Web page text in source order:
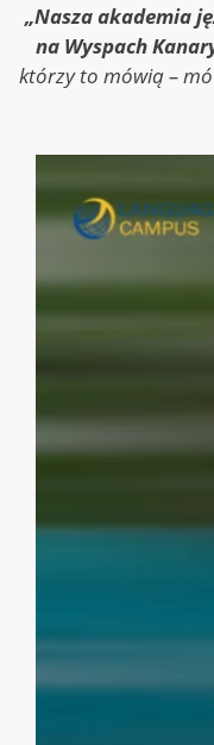
„Nasza akademia
na Wyspach
którzy to mówią –